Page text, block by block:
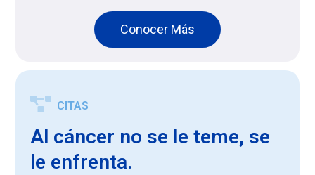
Conocer Más
CITAS
Al cáncer no se le teme, se
le enfrenta.